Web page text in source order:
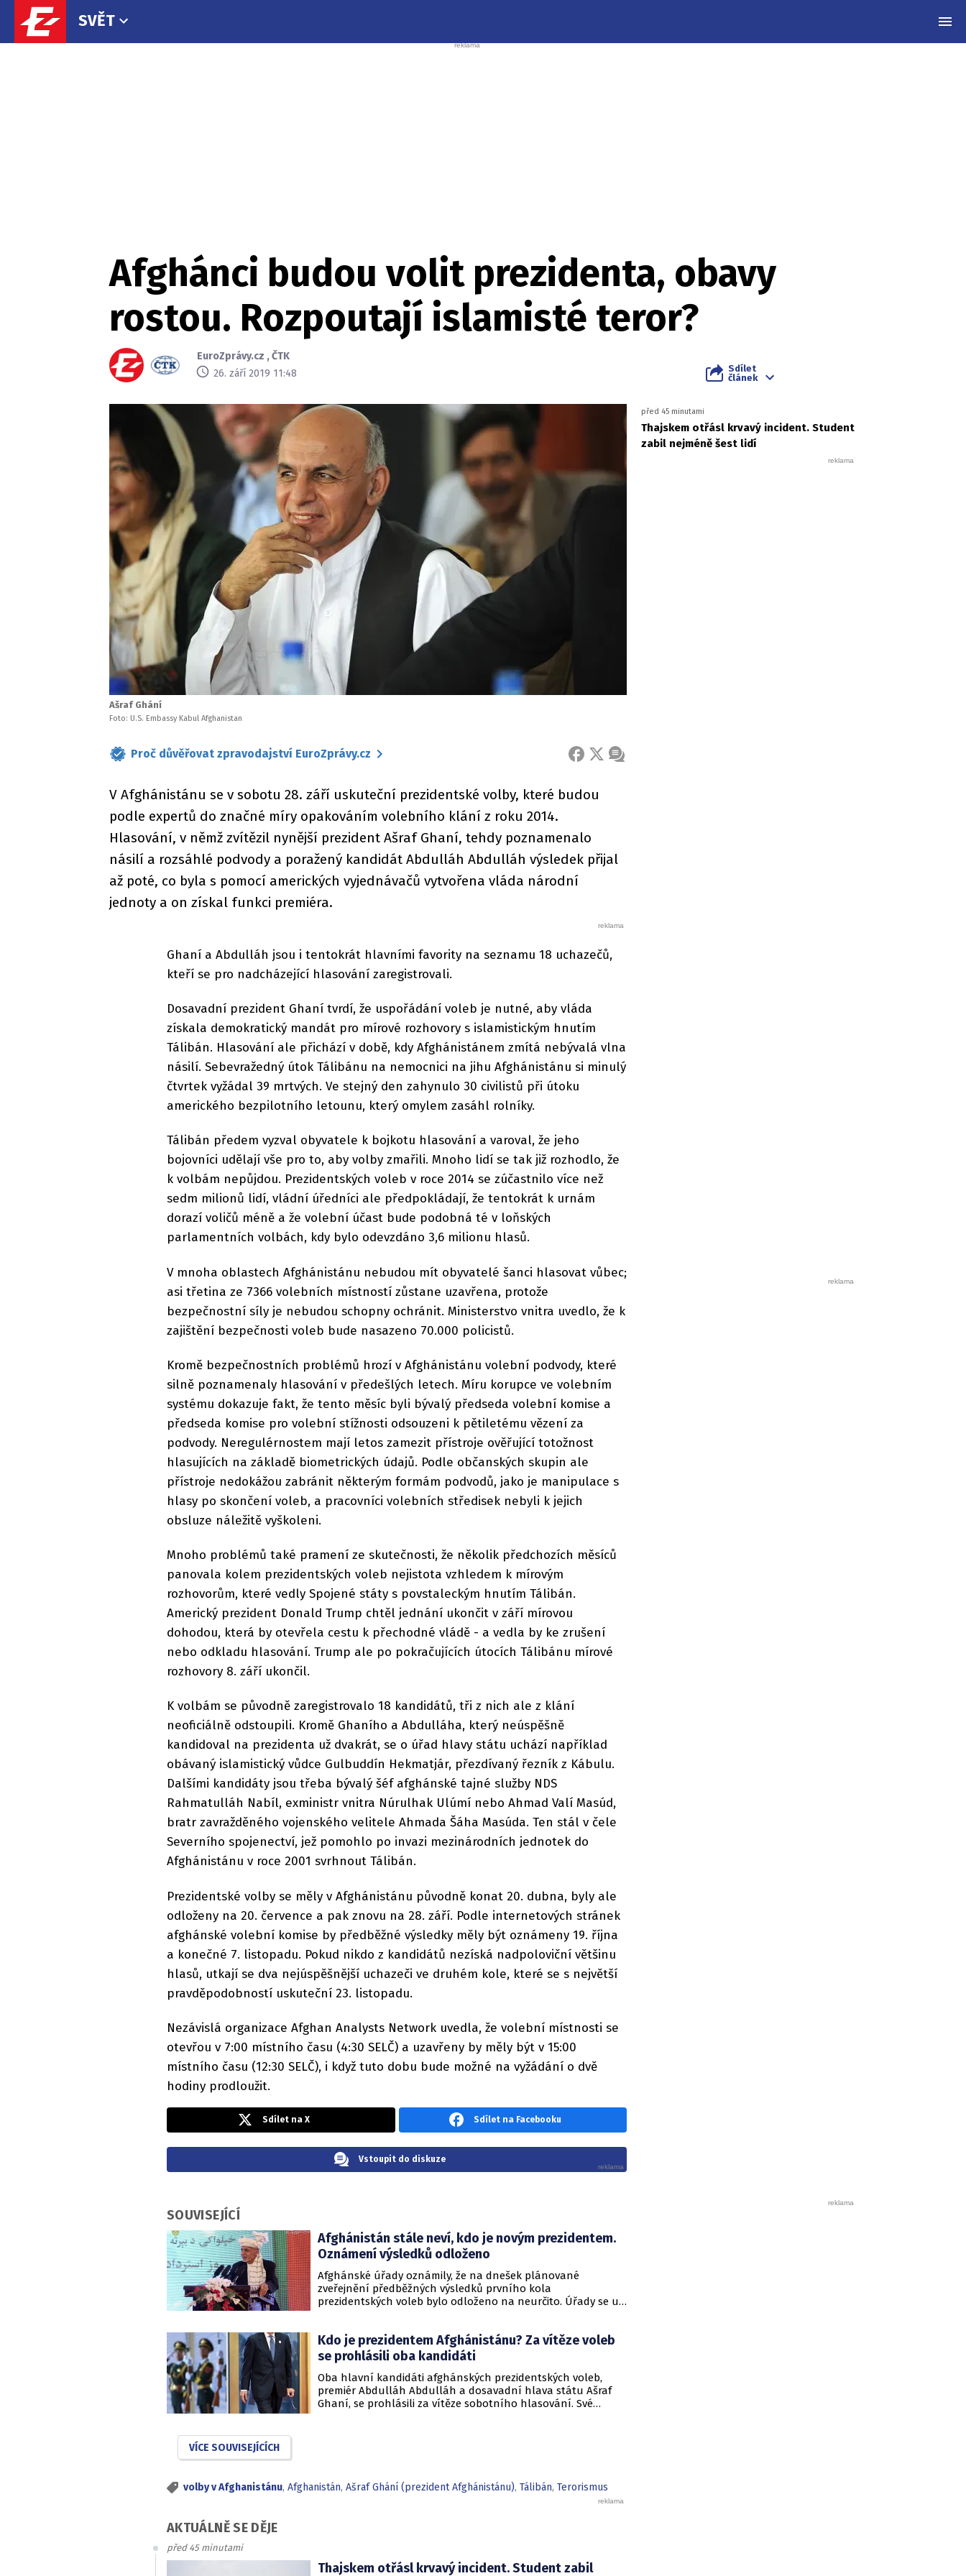
SVĚT
Afghánci budou volit prezidenta, obavy
rostou. Rozpoutají islamisté teror?
EuroZprávy.cz ,ČTK
26. září 2019 11:48
Sdílet
článek
Ašraf Ghání
Foto: U.S. Embassy Kabul Afghanistan
Proč důvěřovat zpravodajství EuroZprávy.cz FACEBOOK
X ZPRÁVA
V Afghánistánu se v sobotu 28. září uskuteční prezidentské volby, které budou
podle expertů do značné míry opakováním volebního klání z roku 2014.
Hlasování, v němž zvítězil nynější prezident Ašraf Ghaní, tehdy poznamenalo
násilí a rozsáhlé podvody a poražený kandidát Abdulláh Abdulláh výsledek přijal
až poté, co byla s pomocí amerických vyjednávačů vytvořena vláda národní
jednoty a on získal funkci premiéra.
Ghaní a Abdulláh jsou i tentokrát hlavními favority na seznamu 18 uchazečů,
kteří se pro nadcházející hlasování zaregistrovali.
Dosavadní prezident Ghaní tvrdí, že uspořádání voleb je nutné, aby vláda
získala demokratický mandát pro mírové rozhovory s islamistickým hnutím
Tálibán. Hlasování ale přichází v době, kdy Afghánistánem zmítá nebývalá vlna
násilí. Sebevražedný útok Tálibánu na nemocnici na jihu Afghánistánu si minulý
čtvrtek vyžádal 39 mrtvých. Ve stejný den zahynulo 30 civilistů při útoku
amerického bezpilotního letounu, který omylem zasáhl rolníky.
Tálibán předem vyzval obyvatele k bojkotu hlasování a varoval, že jeho
bojovníci udělají vše pro to, aby volby zmařili. Mnoho lidí se tak již rozhodlo, že
k volbám nepůjdou. Prezidentských voleb v roce 2014 se zúčastnilo více než
sedm milionů lidí, vládní úředníci ale předpokládají, že tentokrát k urnám
dorazí voličů méně a že volební účast bude podobná té v loňských
parlamentních volbách, kdy bylo odevzdáno 3,6 milionu hlasů.
V mnoha oblastech Afghánistánu nebudou mít obyvatelé šanci hlasovat vůbec;
asi třetina ze 7366 volebních místností zůstane uzavřena, protože
bezpečnostní síly je nebudou schopny ochránit. Ministerstvo vnitra uvedlo, že k
zajištění bezpečnosti voleb bude nasazeno 70.000 policistů.
Kromě bezpečnostních problémů hrozí v Afghánistánu volební podvody, které
silně poznamenaly hlasování v předešlých letech. Míru korupce ve volebním
systému dokazuje fakt, že tento měsíc byli bývalý předseda volební komise a
předseda komise pro volební stížnosti odsouzeni k pětiletému vězení za
podvody. Neregulérnostem mají letos zamezit přístroje ověřující totožnost
hlasujících na základě biometrických údajů. Podle občanských skupin ale
přístroje nedokážou zabránit některým formám podvodů, jako je manipulace s
hlasy po skončení voleb, a pracovníci volebních středisek nebyli k jejich
obsluze náležitě vyškoleni.
Mnoho problémů také pramení ze skutečnosti, že několik předchozích měsíců
panovala kolem prezidentských voleb nejistota vzhledem k mírovým
rozhovorům, které vedly Spojené státy s povstaleckým hnutím Tálibán.
Americký prezident Donald Trump chtěl jednání ukončit v září mírovou
dohodou, která by otevřela cestu k přechodné vládě - a vedla by ke zrušení
nebo odkladu hlasování. Trump ale po pokračujících útocích Tálibánu mírové
rozhovory 8. září ukončil.
K volbám se původně zaregistrovalo 18 kandidátů, tři z nich ale z klání
neoficiálně odstoupili. Kromě Ghaního a Abdulláha, který neúspěšně
kandidoval na prezidenta už dvakrát, se o úřad hlavy státu uchází například
obávaný islamistický vůdce Gulbuddín Hekmatjár, přezdívaný řezník z Kábulu.
Dalšími kandidáty jsou třeba bývalý šéf afghánské tajné služby NDS
Rahmatulláh Nabíl, exministr vnitra Núrulhak Ulúmí nebo Ahmad Valí Masúd,
bratr zavražděného vojenského velitele Ahmada Šáha Masúda. Ten stál v čele
Severního spojenectví, jež pomohlo po invazi mezinárodních jednotek do
Afghánistánu v roce 2001 svrhnout Tálibán.
Prezidentské volby se měly v Afghánistánu původně konat 20. dubna, byly ale
odloženy na 20. července a pak znovu na 28. září. Podle internetových stránek
afghánské volební komise by předběžné výsledky měly být oznámeny 19. října
a konečné 7. listopadu. Pokud nikdo z kandidátů nezíská nadpoloviční většinu
hlasů, utkají se dva nejúspěšnější uchazeči ve druhém kole, které se s největší
pravděpodobností uskuteční 23. listopadu.
Nezávislá organizace Afghan Analysts Network uvedla, že volební místnosti se
otevřou v 7:00 místního času (4:30 SELČ) a uzavřeny by měly být v 15:00
místního času (12:30 SELČ), i když tuto dobu bude možné na vyžádání o dvě
hodiny prodloužit.
před 45 minutami
Thajskem otřásl krvavý incident. Student
zabil nejméně šest lidí
Sdílet na X Sdílet na Facebooku
Vstoupit do diskuze
SOUVISEJÍCÍ
Afghánistán stále neví, kdo je novým prezidentem.
Oznámení výsledků odloženo
Afghánské úřady oznámily, že na dnešek plánované
zveřejnění předběžných výsledků prvního kola
prezidentských voleb bylo odloženo na neurčito. Úřady se už
agentura AP Reuters.
Kdo je prezidentem Afghánistánu? Za vítěze voleb
se prohlásili oba kandidáti
Oba hlavní kandidáti afghánských prezidentských voleb,
premiér Abdulláh Abdulláh a dosavadní hlava státu Ašraf
Ghaní, se prohlásili za vítěze sobotního hlasování. Své
VÍCE SOUVISEJÍCÍCH
volby v Afghanistánu, Afghanistán, Ašraf Ghání (prezident Afghánistánu), Tálibán, Terorismus
AKTUÁLNĚ SE DĚJE
před 45 minutami
Thajskem otřásl krvavý incident. Student zabil